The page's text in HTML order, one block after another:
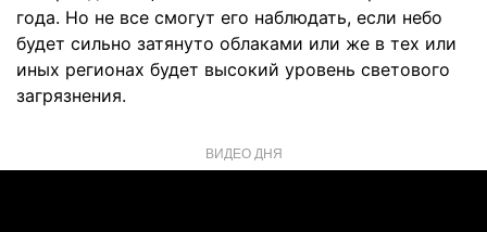
года. Но не все смогут его наблюдать, если небо
будет сильно затянуто облаками или же в тех или
иных регионах будет высокий уровень светового
загрязнения.
ВИДЕО ДНЯ